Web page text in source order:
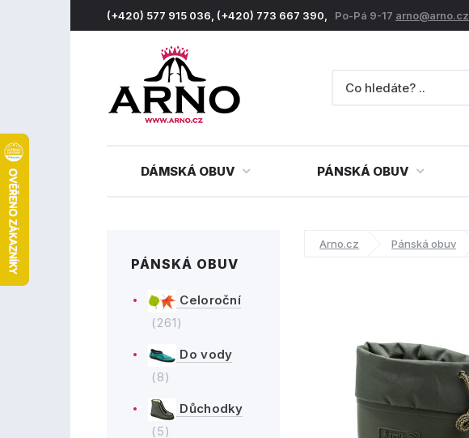
(+420) 577 915 036, (+420) 773 667 390, Po-Pá 9-17 arno@arno.cz
DÁMSKÁ OBUV PÁNSKÁ OBUV
PÁNSKÁ OBUV
Celoroční
(261)
Do vody
(8)
Důchodky
(5)
Arno.cz Pánská obuv